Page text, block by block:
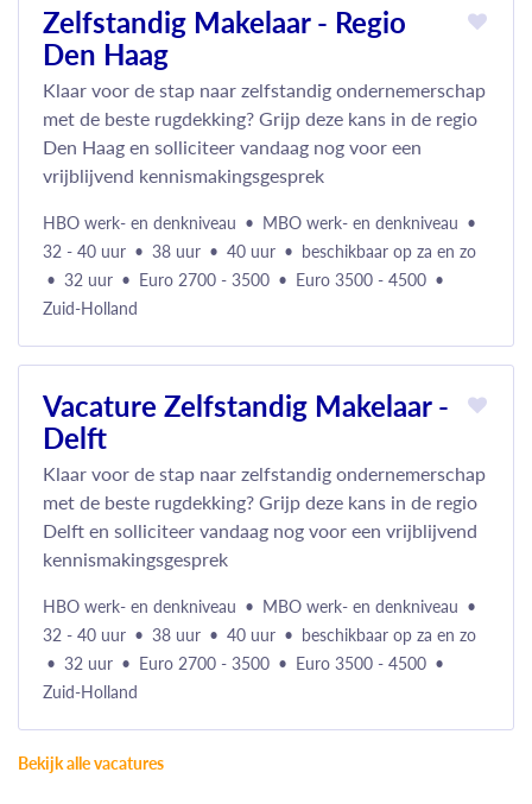
Zelfstandig Makelaar - Regio
Den Haag
Klaar voor de stap naar zelfstandig ondernemerschap
met de beste rugdekking? Grijp deze kans in de regio
Den Haag en solliciteer vandaag nog voor een
vrijblijvend kennismakingsgesprek
HBO werk- en denkniveau
MBO werk- en denkniveau
32 - 40 uur
38 uur 40 uur
beschikbaar op za en zo
32 uur
Euro 2700 - 3500
Euro 3500 - 4500
Zuid-Holland
Vacature Zelfstandig Makelaar -
Delft
Klaar voor de stap naar zelfstandig ondernemerschap
met de beste rugdekking? Grijp deze kans in de regio
Delft en solliciteer vandaag nog voor een vrijblijvend
kennismakingsgesprek
HBO werk- en denkniveau
MBO werk- en denkniveau
32 - 40 uur
38 uur 40 uur
beschikbaar op za en zo
32 uur
Euro 2700 - 3500
Euro 3500 - 4500
Zuid-Holland
Bekijk alle vacatures